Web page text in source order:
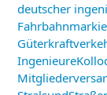
deutscher
Ingenieure